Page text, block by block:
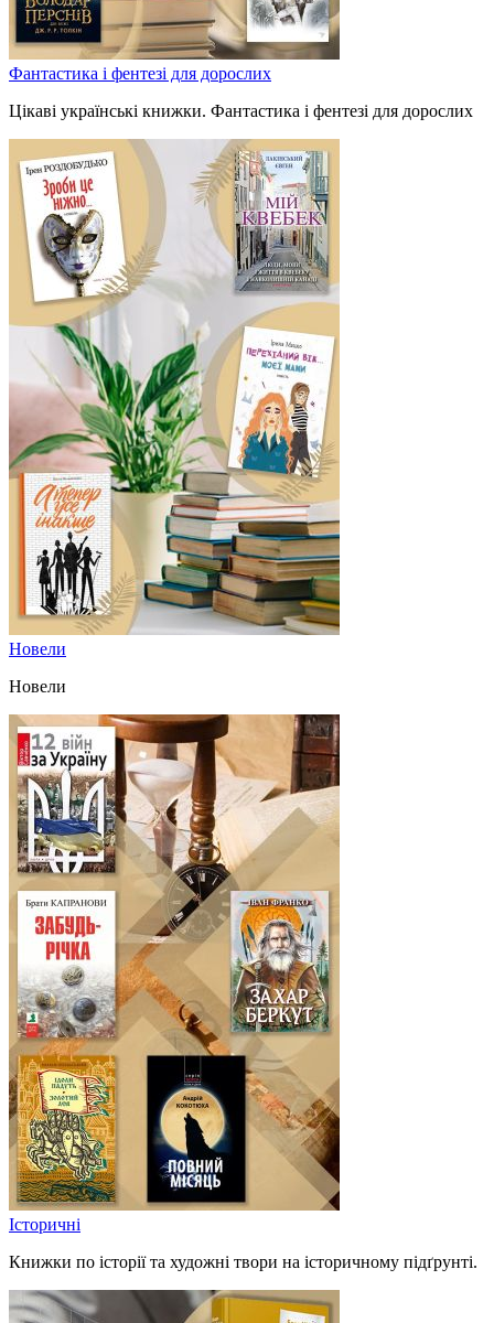
Фантастика і фентезі для дорослих
Цікаві українські книжки. Фантастика і фентезі для дорослих
Новели
Новели
Історичні
Книжки по історії та художні твори на історичному підґрунті.